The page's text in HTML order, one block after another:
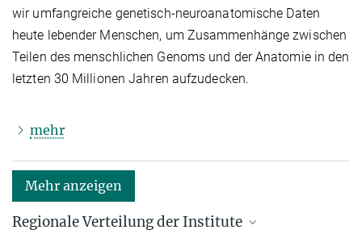
wir umfangreiche genetisch-neuroanatomische Daten
heute lebender Menschen, um Zusammenhänge zwischen
Teilen des menschlichen Genoms und der Anatomie in den
letzten 30 Millionen Jahren aufzudecken.
mehr
Mehr anzeigen
Regionale Verteilung der Institute